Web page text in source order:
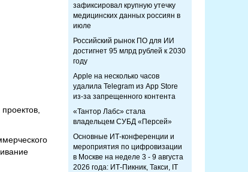
зафиксировал крупную утечку
медицинских данных россиян в
июле
Российский рынок ПО для ИИ
достигнет 95 млрд рублей к 2030
году
Apple на несколько часов
удалила Telegram из App Store
из-за запрещенного контента
«Тантор Лабс» стала
владельцем СУБД «Персей»
Основные ИТ-конференции и
мероприятия по цифровизации
в Москве на неделе 3 - 9 августа
2026 года: ИТ-Пикник, Такси, IT